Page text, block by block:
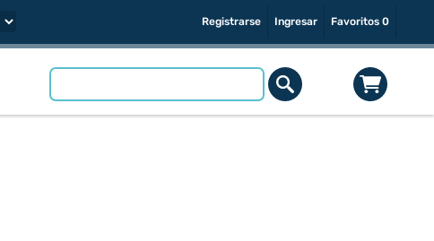
Registrarse Ingresar Favoritos 0